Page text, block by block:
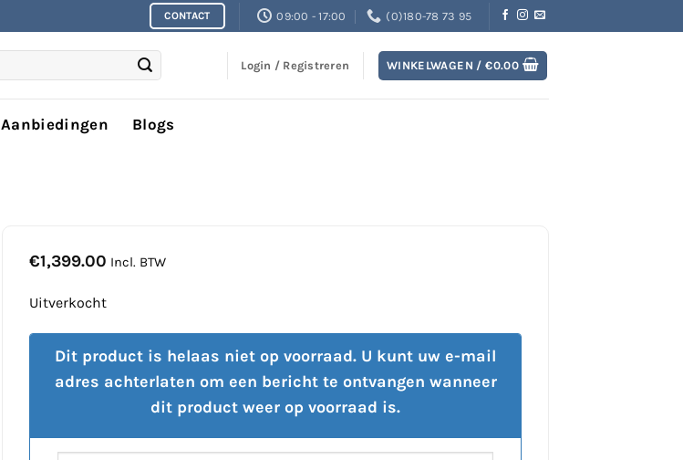
CONTACT 09:00 - 17:00 (0)180-78 73 95
Login / Registreren WINKELWAGEN /€0.00
Aanbiedingen Blogs
€1,399.00 Incl. BTW
Uitverkocht
Dit product is helaas niet op voorraad. U kunt uw e-mail
adres achterlaten om een bericht te ontvangen wanneer
dit product weer op voorraad is.